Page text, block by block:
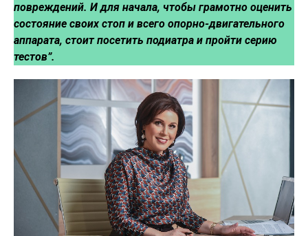
повреждений. И для начала, чтобы грамотно оценить
состояние своих стоп и всего опорно-двигательного
аппарата, стоит посетить подиатра и пройти серию
тестов”.